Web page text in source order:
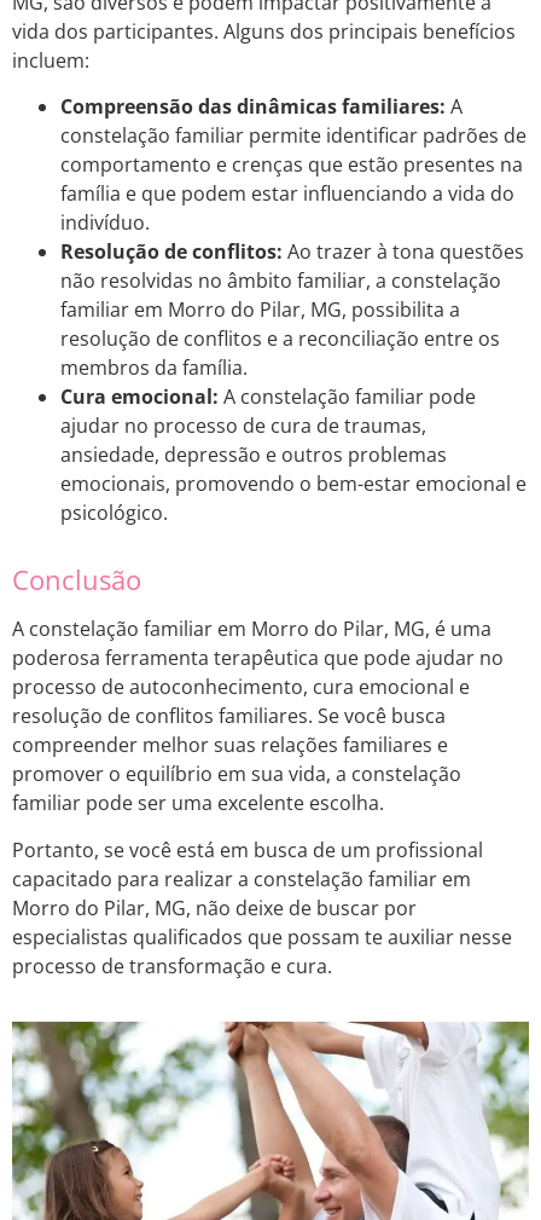
vida dos participantes. Alguns dos principais benefícios
incluem:
Compreensão das dinâmicas familiares: A
constelação familiar permite identificar padrões de
comportamento e crenças que estão presentes na
família e que podem estar influenciando a vida do
indivíduo.
Resolução de conflitos: Ao trazer à tona questões
não resolvidas no âmbito familiar, a constelação
familiar em Morro do Pilar, MG, possibilita a
resolução de conflitos e a reconciliação entre os
membros da família.
Cura emocional: A constelação familiar pode
ajudar no processo de cura de traumas,
ansiedade, depressão e outros problemas
emocionais, promovendo o bem-estar emocional e
psicológico.
Conclusão
A constelação familiar em Morro do Pilar, MG, é uma
poderosa ferramenta terapêutica que pode ajudar no
processo de autoconhecimento, cura emocional e
resolução de conflitos familiares. Se você busca
compreender melhor suas relações familiares e
promover o equilíbrio em sua vida, a constelação
familiar pode ser uma excelente escolha.
Portanto, se você está em busca de um profissional
capacitado para realizar a constelação familiar em
Morro do Pilar, MG, não deixe de buscar por
especialistas qualificados que possam te auxiliar nesse
processo de transformação e cura.